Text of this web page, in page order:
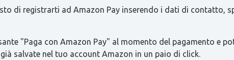
di registrarti ad Amazon Pay inserendo i dati di contatto,
"Paga con Amazon Pay" al momento del pagamento e
salvate nel tuo account Amazon in un paio di click.